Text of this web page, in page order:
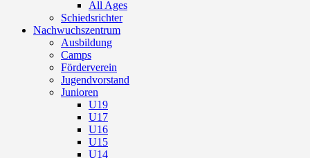
All Ages
Schiedsrichter
Nachwuchszentrum
Ausbildung
Camps
Förderverein
Jugendvorstand
Junioren
U19
U17
U16
U15
U14